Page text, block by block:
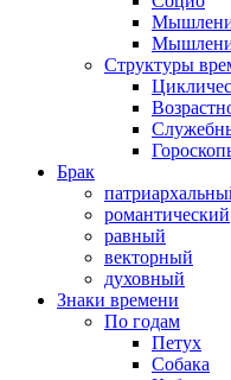
Структуры
Брак
романтический
равный
векторный
духовный
Знаки времени
По годам
Петух
Собака